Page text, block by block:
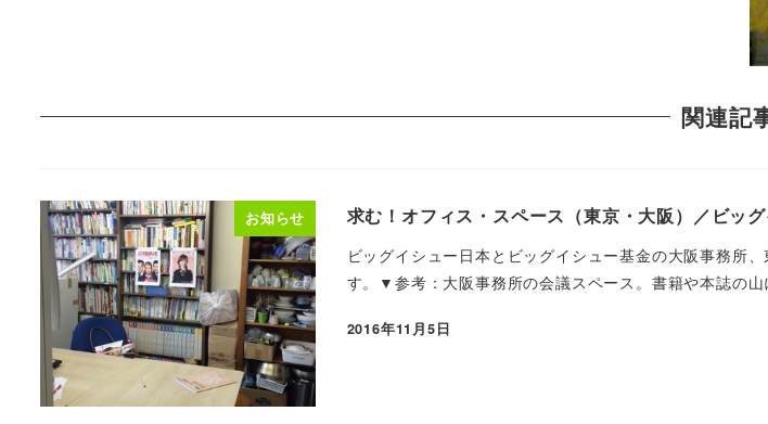
関連記
お知らせ 求む！オフィス・スペース（東京・大阪）／ビッ
ビッグイシュー日本とビッグイシュー基金の大阪事務所
す。▼参考：大阪事務所の会議スペース。書籍や本誌の
2016年11月5日